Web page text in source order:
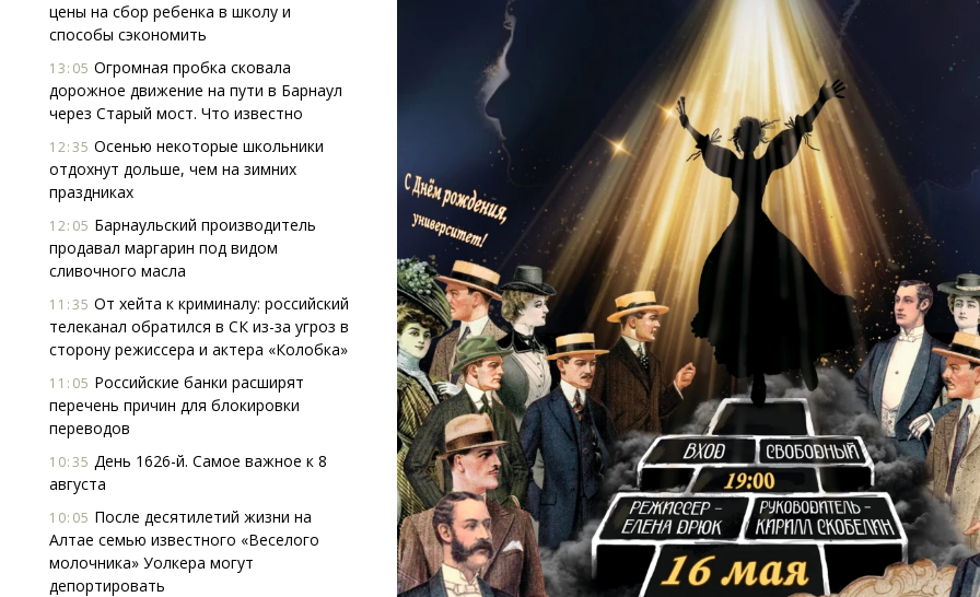
цены на сбор ребенка в школу и
способы сэкономить
13:05 Огромная пробка сковала
дорожное движение на пути в Барнаул
через Старый мост. Что известно
12:35 Осенью некоторые школьники
отдохнут дольше, чем на зимних
праздниках
12:05 Барнаульский производитель
продавал маргарин под видом
сливочного масла
11:35 От хейта к криминалу: российский
телеканал обратился в СК из-за угроз в
сторону режиссера и актера «Колобка»
11:05 Российские банки расширят
перечень причин для блокировки
переводов
10:35 День 1626-й. Самое важное к 8
августа
10:05 После десятилетий жизни на
Алтае семью известного «Веселого
молочника» Уолкера могут
депортировать